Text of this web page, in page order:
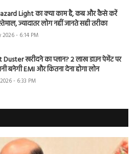
Light का क्या काम है, कब और कैसे करें
ज्यादातर लोग नहीं जानते सही तरीका
2026 - 6:14 PM
खरीदने का प्लान? 2 लाख डाउन पेमेंट पर
बनेगी EMI और कितना देना होगा लोन
- 6:33 PM